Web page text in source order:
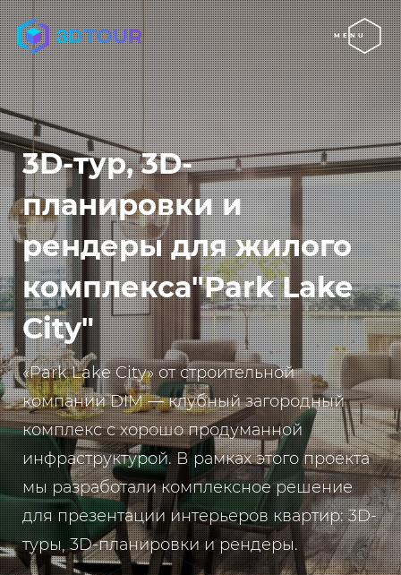
MENU
3D-тур, 3D-
планировки и
рендеры для жилого
комплекса"Park Lake
City"
«Park Lake City» от строительной
компании DIM — клубный загородный
комплекс с хорошо продуманной
инфраструктурой. В рамках этого проекта
мы разработали комплексное решение
для презентации интерьеров квартир: 3D-
туры, 3D-планировки и рендеры.